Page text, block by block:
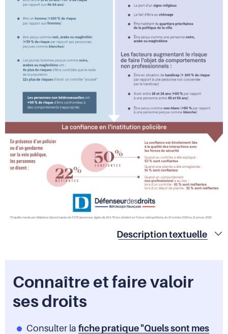
Description textuelle
Connaître et faire valoir
ses droits
Consulter la fiche pratique "Quels sont mes